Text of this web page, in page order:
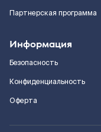
Партнерская программа
Информация
Безопасность
Конфиденциальность
Оферта